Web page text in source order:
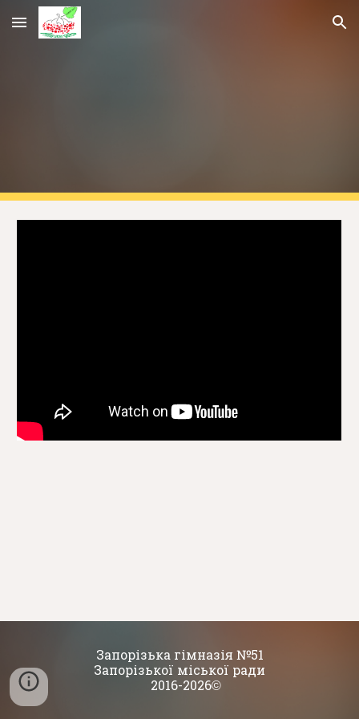
Skip to main content Skip to navigation
Запорізька гімназія №51
Запорізької міської ради
2016-2026©